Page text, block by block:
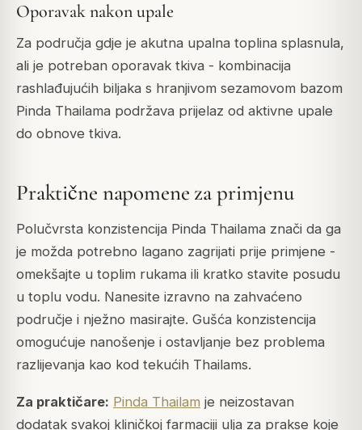
Oporavak nakon upale
Za područja gdje je akutna upalna toplina splasnula,
ali je potreban oporavak tkiva - kombinacija
rashlađujućih biljaka s hranjivom sezamovom bazom
Pinda Thailama podržava prijelaz od aktivne upale
do obnove tkiva.
Praktične napomene za primjenu
Polučvrsta konzistencija Pinda Thailama znači da ga
je možda potrebno lagano zagrijati prije primjene -
omekšajte u toplim rukama ili kratko stavite posudu
u toplu vodu. Nanesite izravno na zahvaćeno
područje i nježno masirajte. Gušća konzistencija
omogućuje nanošenje i ostavljanje bez problema
razlijevanja kao kod tekućih Thailams.
Za praktičare: Pinda Thailam je neizostavan
dodatak svakoj kliničkoj farmaciji ulja za prakse koje